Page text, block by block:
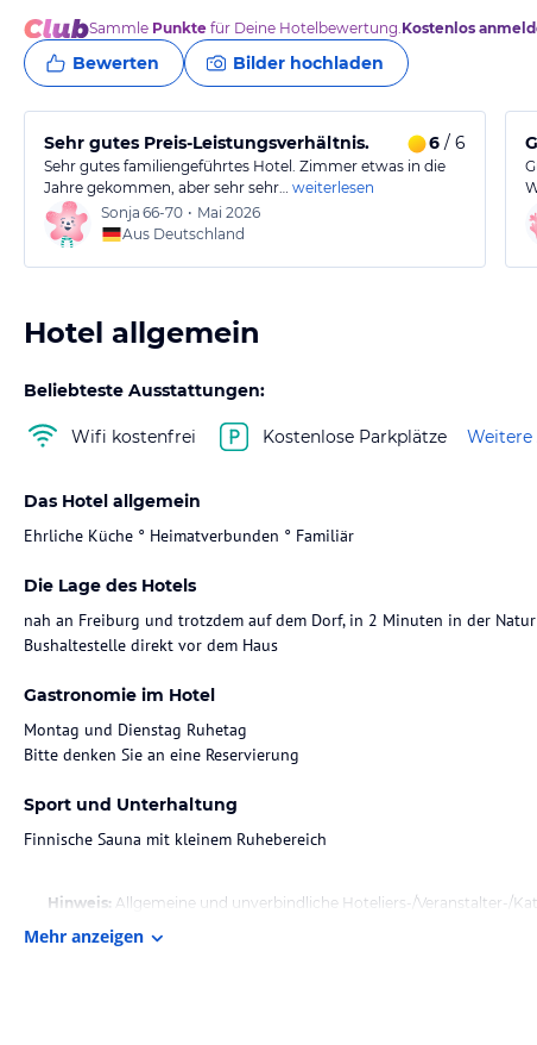
Sammle Punkte für Deine Hotelbewertung.Kostenlos
Bewerten Bilder hochladen
Sehr gutes Preis-Leistungsverhältnis. 6 / 6
Sehr gutes familiengeführtes Hotel. Zimmer etwas in die
Jahre gekommen, aber sehr sehr… weiterlesen
Sonja 66-70 • Mai 2026
Aus Deutschland
Hotel allgemein
Beliebteste Ausstattungen:
Wifi kostenfrei Kostenlose Parkplätze
Das Hotel allgemein
Ehrliche Küche ° Heimatverbunden ° Familiär
Die Lage des Hotels
nah an Freiburg und trotzdem auf dem Dorf, in 2 Minuten in der
Bushaltestelle direkt vor dem Haus
Gastronomie im Hotel
Montag und Dienstag Ruhetag
Bitte denken Sie an eine Reservierung
Sport und Unterhaltung
Finnische Sauna mit kleinem Ruhebereich
Hinweis: Allgemeine und unverbindliche Hoteliers-/Veranstalter-/
Gewähr und ohne Prüfung durch HolidayCheck. Bitte lies vor der
jeweiligen Veranstalters.
Mehr anzeigen